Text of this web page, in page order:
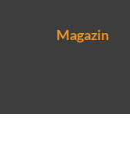
Magazin